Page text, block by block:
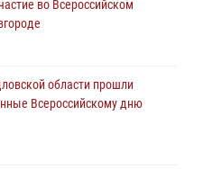
во Всероссийском
области прошли
Всероссийскому дню